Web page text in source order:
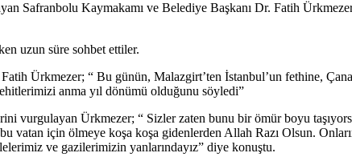
Safranbolu Kaymakamı ve Belediye Başkanı Dr. Fatih
uzun süre sohbet ettiler.
Ürkmezer; “ Bu günün, Malazgirt’ten İstanbul’un fethine,
anma yıl dönümü olduğunu söyledi”
vurgulayan Ürkmezer; “ Sizler zaten bunu bir ömür boyu
vatan için ölmeye koşa koşa gidenlerden Allah Razı Olsun.
ve gazilerimizin yanlarındayız” diye konuştu.